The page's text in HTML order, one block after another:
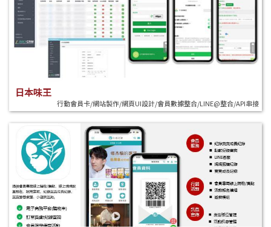
日本味王
行動會員卡/網站製作/網頁UI設計/會員數據整合/LINE@整合/API串接